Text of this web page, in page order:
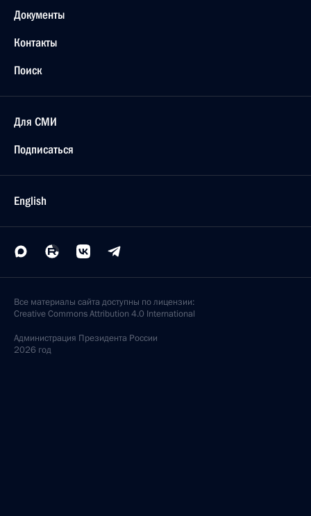
Документы
Контакты
Поиск
Для СМИ
Подписаться
English
Все материалы сайта доступны по лицензии:
Creative Commons Attribution 4.0 International
Администрация Президента России
2026 год